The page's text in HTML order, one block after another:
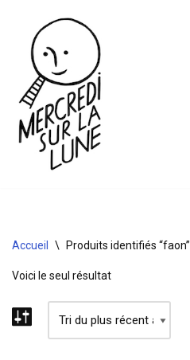
Aller
contenu
Accueil \ Produits identifiés “faon”
Voici le seul résultat